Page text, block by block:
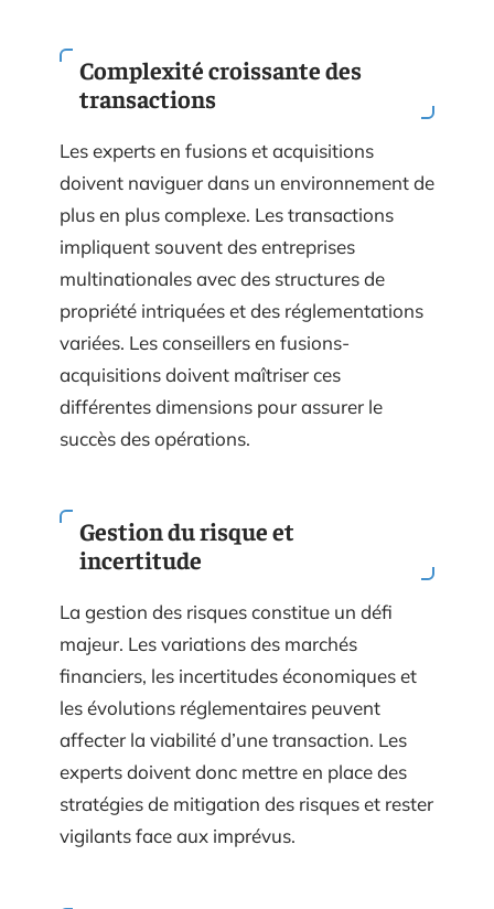
Complexité croissante des
transactions
Les experts en fusions et acquisitions
doivent naviguer dans un environnement de
plus en plus complexe. Les transactions
impliquent souvent des entreprises
multinationales avec des structures de
propriété intriquées et des réglementations
variées. Les conseillers en fusions-
acquisitions doivent maîtriser ces
différentes dimensions pour assurer le
succès des opérations.
Gestion du risque et
incertitude
La gestion des risques constitue un défi
majeur. Les variations des marchés
financiers, les incertitudes économiques et
les évolutions réglementaires peuvent
affecter la viabilité d’une transaction. Les
experts doivent donc mettre en place des
stratégies de mitigation des risques et rester
vigilants face aux imprévus.